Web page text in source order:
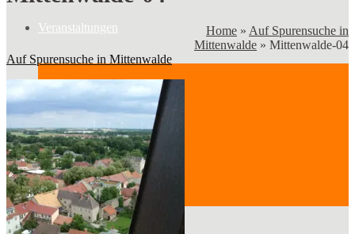
Veranstaltungen
Veranstaltungen
Kategorien
Home » Auf Spurensuche in
Mittenwalde » Mittenwalde-04
Auf Spurensuche in Mittenwalde